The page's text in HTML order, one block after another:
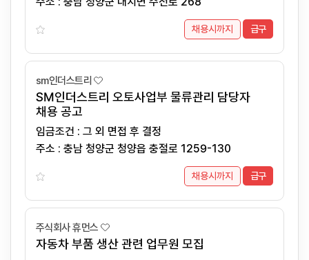
채용시까지 급구
sm인더스트리
SM인더스트리 오토사업부 물류관리 담당자
채용 공고
임금조건 : 그 외 면접 후 결정
주소 : 충남 청양군 청양읍 충절로 1259-130
채용시까지 급구
주식회사 휴먼스
자동차 부품 생산 관련 업무원 모집